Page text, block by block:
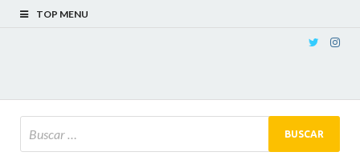
TOP MENU